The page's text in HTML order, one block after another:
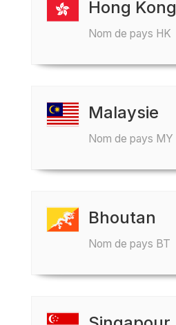
Hong Kong
Nom de pays HK
Malaysie
Nom de pays MY
Bhoutan
Nom de pays BT